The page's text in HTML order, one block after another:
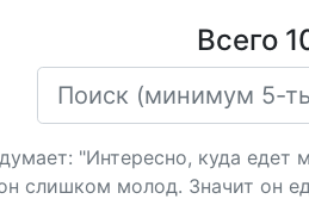
Всего
"Интересно, куда
слишком молод. Значит он